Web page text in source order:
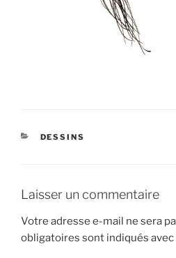
CATÉGORIES
DESSINS
Laisser un commentaire
Votre adresse e-mail ne sera
obligatoires sont indiqués avec